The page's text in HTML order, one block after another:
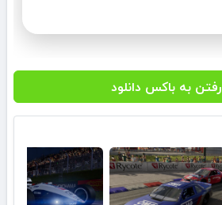
رفتن به باکس دانلود